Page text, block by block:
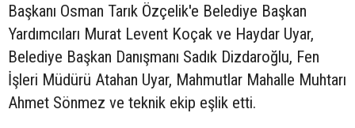
Başkanı Osman Tarık Özçelik'e Belediye Başkan
Yardımcıları Murat Levent Koçak ve Haydar Uyar,
Belediye Başkan Danışmanı Sadık Dizdaroğlu, Fen
İşleri Müdürü Atahan Uyar, Mahmutlar Mahalle Muhtarı
Ahmet Sönmez ve teknik ekip eşlik etti.